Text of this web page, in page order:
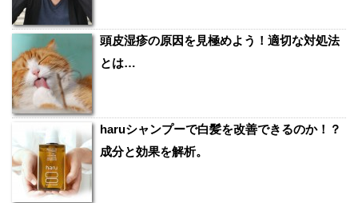
頭皮湿疹の原因を見極めよう！適切な対処法
とは…
haruシャンプーで白髪を改善できるのか！？
成分と効果を解析。